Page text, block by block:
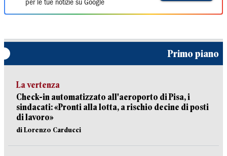
per le tue notizie su Google
Primo piano
La vertenza
Check-in automatizzato all'aeroporto di Pisa, i
sindacati: «Pronti alla lotta, a rischio decine di posti
di lavoro»
di Lorenzo Carducci